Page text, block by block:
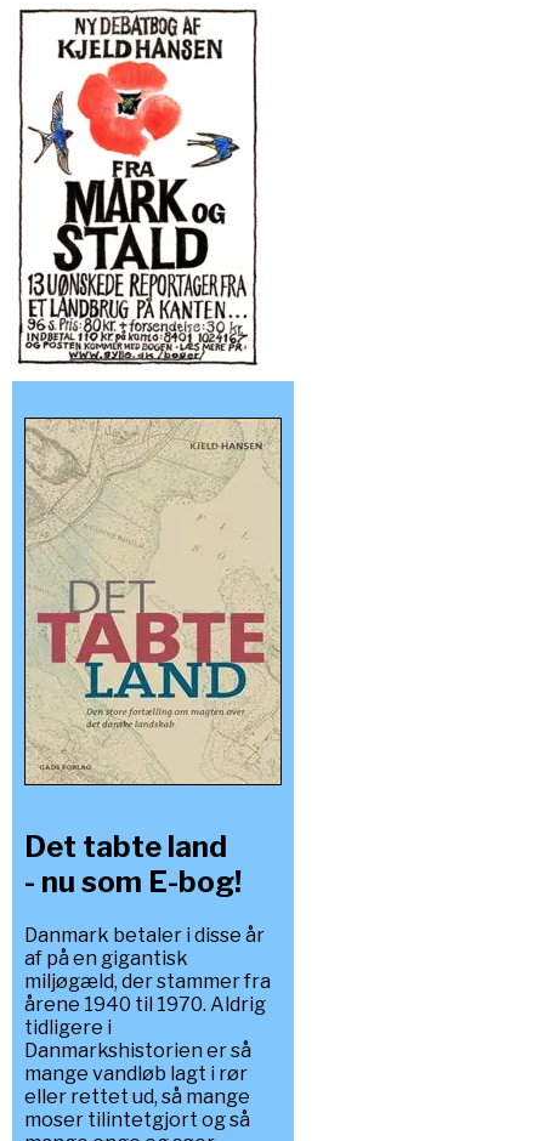
Det tabte land
- nu som E-bog!
Danmark betaler i disse år
af på en gigantisk
miljøgæld, der stammer fra
årene 1940 til 1970. Aldrig
tidligere i
Danmarkshistorien er så
mange vandløb lagt i rør
eller rettet ud, så mange
moser tilintetgjort og så